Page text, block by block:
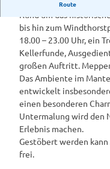
Route
Rund um das
bis hin zum
18.00 – 23.00 Uhr, ein
Kellerfunde,
großen Auftritt.
Das Ambiente im
entwickelt
einen besonderen
Untermalung wird den
Erlebnis machen.
Gestöbert werden
frei.